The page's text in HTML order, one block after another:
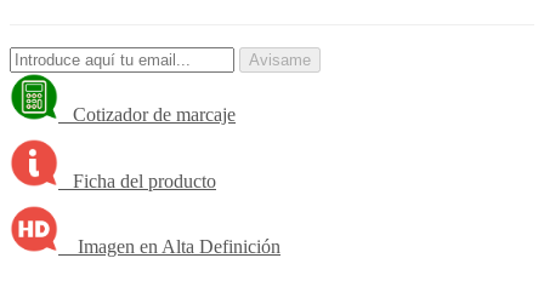
Avisame
Cotizador de marcaje
Ficha del producto
Imagen en Alta Definición